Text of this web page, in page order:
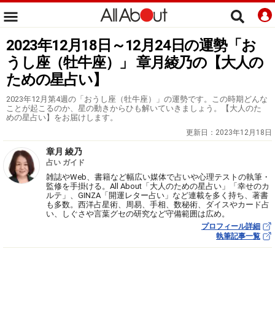
2023年12月18日～12月24日の運勢「お
うし座（牡牛座）」 章月綾乃の【大人の
ための星占い】
2023年12月第4週の「おうし座（牡牛座）」の運勢です。この時期どんな
ことが起こるのか、星の動きからひも解いていきましょう。【大人のた
めの星占い】をお届けします。
更新日： 2023年12月18日
章月 綾乃
占い ガイド
雑誌やWeb、書籍など幅広い媒体で占いや心理テストの執筆・
監修を手掛ける。All About「大人のための星占い」「幸せのカ
ルテ」、GINZA「開運レター占い」など連載を多く持ち、著書
も多数。西洋占星術、周易、手相、数秘術、ダイスやカード占
い、しぐさや言葉グセの研究など守備範囲は広め。
プロフィール詳細
執筆記事一覧